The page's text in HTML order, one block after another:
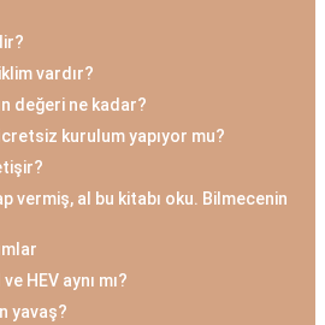
vardır?
değeri ne kadar?
kurulum yapıyor mu?
vermiş, al bu kitabı oku. Bilmecenin
HEV aynı mı?
yavaş?